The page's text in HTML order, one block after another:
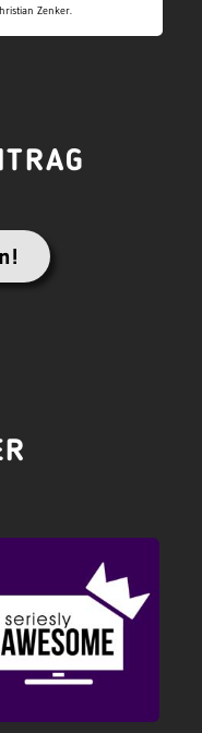
Zenker.